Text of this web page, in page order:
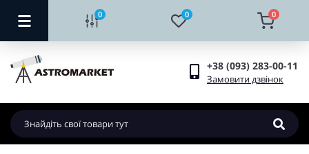
0 0 0
+38 (093) 283-00-11
Замовити дзвінок